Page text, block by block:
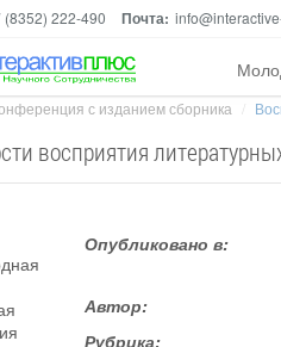
(8352) 222-490 Почта:
с изданием сборника
восприятия
Опубликовано в:
Автор:
Рубрика: